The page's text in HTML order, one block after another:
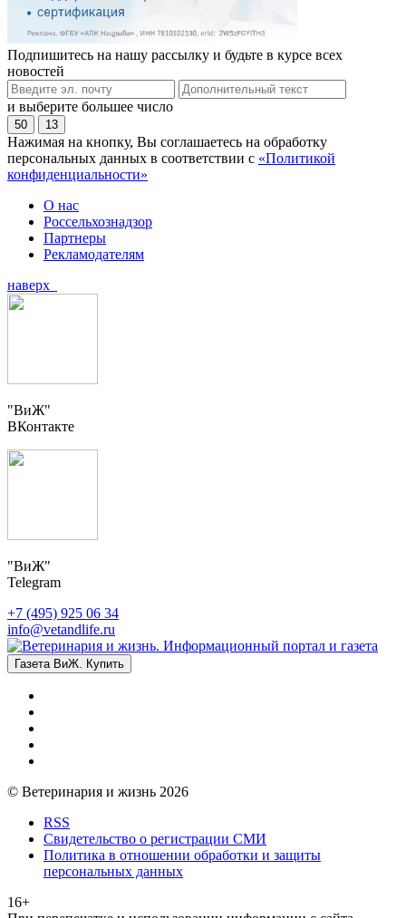
Подпишитесь на нашу рассылку и будьте в курсе всех
новостей
и выберите большее число
50 13
Нажимая на кнопку, Вы соглашаетесь на обработку
персональных данных в соответствии с «Политикой
конфиденциальности»
О нас
Россельхознадзор
Партнеры
Рекламодателям
наверх
"ВиЖ"
ВКонтакте
"ВиЖ"
Telegram
+7 (495) 925 06 34
info@vetandlife.ru
Газета ВиЖ. Купить
© Ветеринария и жизнь 2026
RSS
Свидетельство о регистрации СМИ
Политика в отношении обработки и защиты
персональных данных
16+